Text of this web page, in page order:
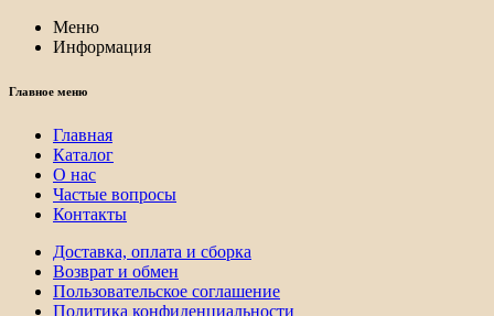
Меню
Информация
Главное меню
Главная
Каталог
О нас
Частые вопросы
Контакты
Доставка, оплата и сборка
Возврат и обмен
Пользовательское соглашение
Политика конфиденциальности